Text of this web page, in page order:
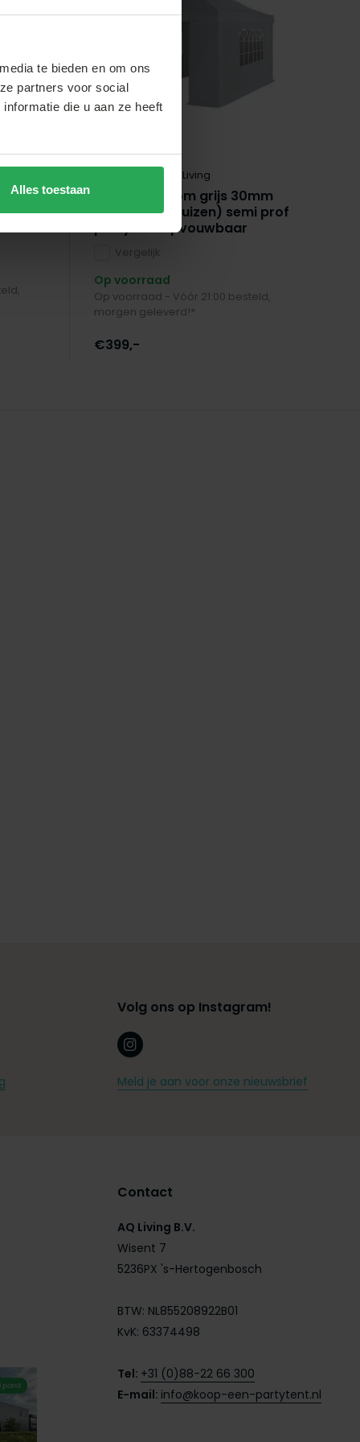
te bieden en om ons
partners voor social
die u aan ze heeft
Alles toestaan
Lizzely Garden & Living
Easy up 3x4,5m grijs 30mm
(aluminium buizen) semi prof
partytent opvouwbaar
Vergelijk
Op voorraad
Op voorraad - Vóór 21:00 besteld,
morgen geleverd!*
€399,-
Volg ons op Instagram!
Meld je aan voor onze nieuwsbrief
Contact
AQ Living B.V.
Wisent 7
5236PX 's-Hertogenbosch
BTW: NL855208922B01
KvK: 63374498
Tel: +31 (0)88-22 66 300
E-mail: info@koop-een-partytent.nl